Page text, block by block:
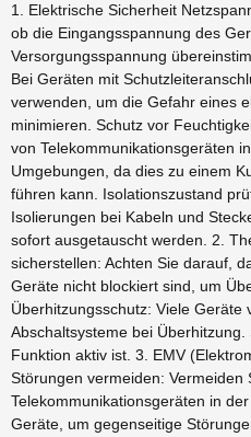
1. Elektrische Sicherheit
ob die Eingangsspannung des
Versorgungsspannung
Bei Geräten mit
verwenden, um die Gefahr eines
minimieren. Schutz vor
von Telekommunikationsgeräten
Umgebungen, da dies zu einem
führen kann. Isolationszustand
Isolierungen bei Kabeln und
sofort ausgetauscht werden. 2.
sicherstellen: Achten Sie darauf,
Geräte nicht blockiert sind, um
Überhitzungsschutz: Viele
Abschaltsysteme bei
Funktion aktiv ist. 3. EMV
Störungen vermeiden: Vermeiden
Telekommunikationsgeräten in
Geräte, um gegenseitige